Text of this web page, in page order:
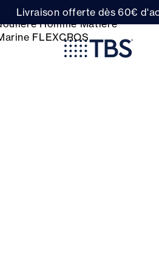
Livraison offerte dès 60€